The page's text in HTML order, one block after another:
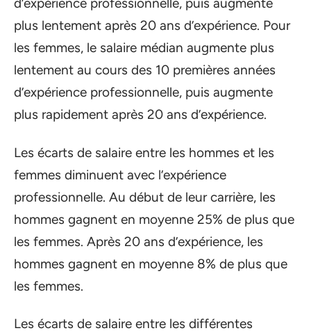
d’expérience professionnelle, puis augmente
plus lentement après 20 ans d’expérience. Pour
les femmes, le salaire médian augmente plus
lentement au cours des 10 premières années
d’expérience professionnelle, puis augmente
plus rapidement après 20 ans d’expérience.
Les écarts de salaire entre les hommes et les
femmes diminuent avec l’expérience
professionnelle. Au début de leur carrière, les
hommes gagnent en moyenne 25% de plus que
les femmes. Après 20 ans d’expérience, les
hommes gagnent en moyenne 8% de plus que
les femmes.
Les écarts de salaire entre les différentes